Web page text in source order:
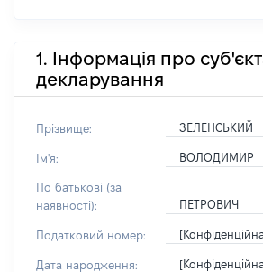
1. Інформація про
декларування
Прізвище: ЗЕЛЕНСЬКИЙ
Ім'я: ВОЛОДИМИР
По батькові (за
наявності):
ПЕТРОВИЧ
Податковий номер:
Дата народження: